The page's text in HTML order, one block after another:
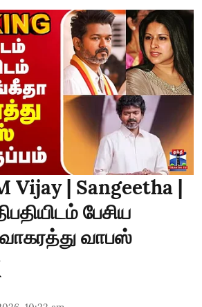
Vijay | Sangeetha |
பேசிய
வாபஸ்